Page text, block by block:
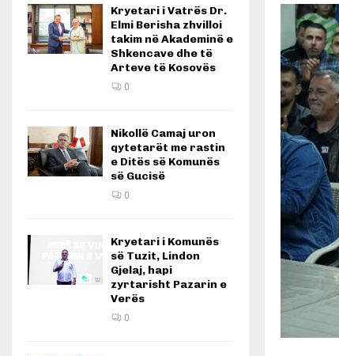
Kryetari i Vatrës Dr.
Elmi Berisha zhvilloi
takim në Akademinë e
Shkencave dhe të
Arteve të Kosovës
0
Nikollë Camaj uron
qytetarët me rastin
e Ditës së Komunës
së Gucisë
0
Kryetari i Komunës
së Tuzit, Lindon
Gjelaj, hapi
zyrtarisht Pazarin e
Verës
0